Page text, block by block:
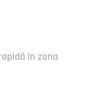
în zona